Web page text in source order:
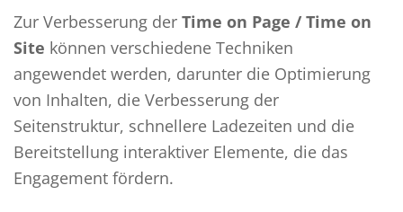
Zur Verbesserung der Time on Page / Time on
Site können verschiedene Techniken
angewendet werden, darunter die Optimierung
von Inhalten, die Verbesserung der
Seitenstruktur, schnellere Ladezeiten und die
Bereitstellung interaktiver Elemente, die das
Engagement fördern.